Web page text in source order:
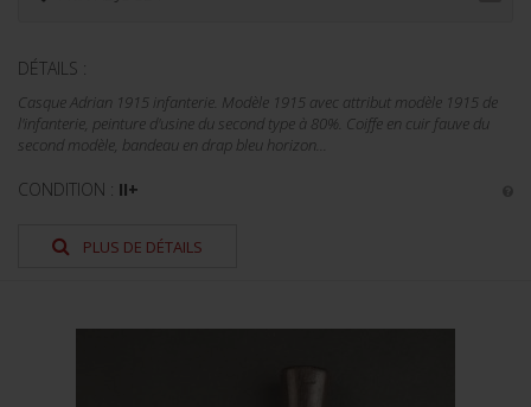
DÉTAILS :
Casque Adrian 1915 infanterie. Modèle 1915 avec attribut modèle 1915 de
l'infanterie, peinture d'usine du second type à 80%. Coiffe en cuir fauve du
second modèle, bandeau en drap bleu horizon...
CONDITION : II+
PLUS DE DÉTAILS